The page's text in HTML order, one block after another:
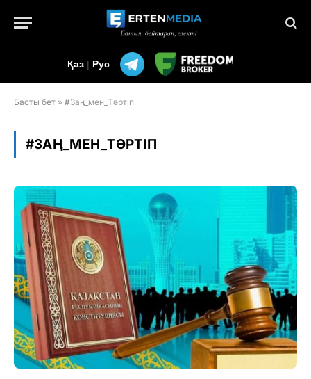
Қаз | Рус
Басты бет » #Заң_мен_Тәртіп
#ЗАҢ_МЕН_ТӘРТІП